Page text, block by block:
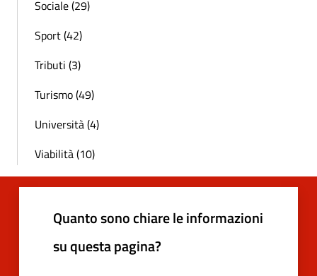
Sociale (29)
Sport (42)
Tributi (3)
Turismo (49)
Università (4)
Viabilità (10)
Quanto sono chiare le informazioni
su questa pagina?